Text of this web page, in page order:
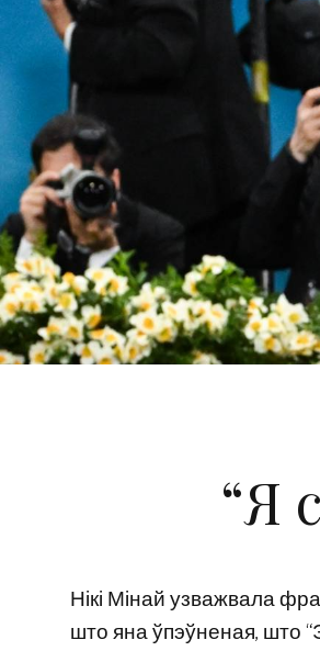
“Я
Нікі Мінай узважвала
што яна ўпэўненая, што